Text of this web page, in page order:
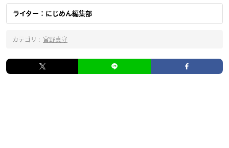
ライター：にじめん編集部
カテゴリ : 宮野真守